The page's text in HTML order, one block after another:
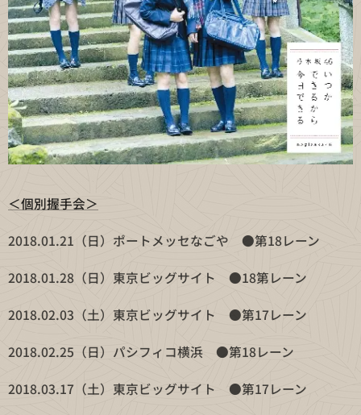
＜個別握手会＞
2018.01.21（日）ポートメッセなごや ●第18レーン
2018.01.28（日）東京ビッグサイト ●18第レーン
2018.02.03（土）東京ビッグサイト ●第17レーン
2018.02.25（日）パシフィコ横浜 ●第18レーン
2018.03.17（土）東京ビッグサイト ●第17レーン